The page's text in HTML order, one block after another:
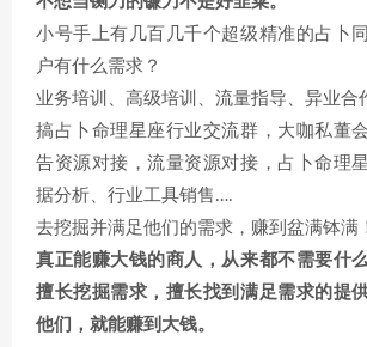
小号手上有几百几千个超级精准的占卜
户有什么需求？
业务培训、高级培训、流量指导、异业合
搞占卜命理星座行业交流群，大咖私董
告资源对接，流量资源对接，占卜命理
据分析、行业工具销售….
去挖掘并满足他们的需求，赚到盆满钵满
真正能赚大钱的商人，从来都不需要什
擅长挖掘需求，擅长找到满足需求的提
他们，就能赚到大钱。